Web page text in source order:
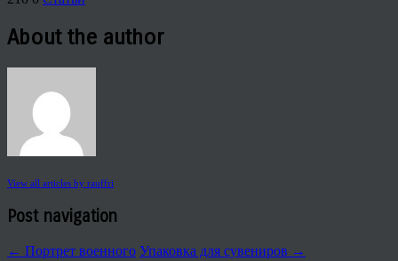
About the author
View all articles by rauffri
Post navigation
← Портрет военного Упаковка для сувениров →